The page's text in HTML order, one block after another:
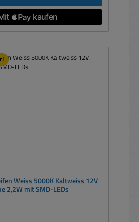
Weiss 5000K Kaltweiss 12V
2,2W mit SMD-LEDs